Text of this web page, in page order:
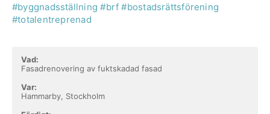
#byggnadsställning #brf #bostadsrättsförening
#totalentreprenad
Vad:
Fasadrenovering av fuktskadad fasad
Var:
Hammarby, Stockholm